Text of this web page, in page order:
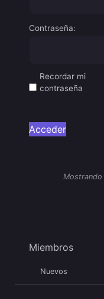
Mostrando
Contraseña:
Recordar mi
contraseña
Acceder
Miembros
Nuevos